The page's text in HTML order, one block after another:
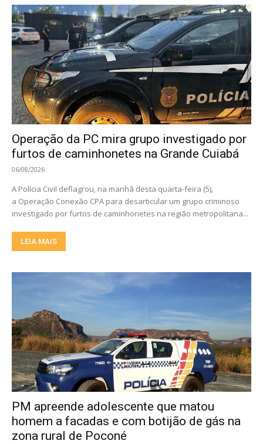
Operação da PC mira grupo investigado por
furtos de caminhonetes na Grande Cuiabá
06/08/2026
A Polícia Civil deflagrou, na manhã desta quarta-feira (5),
a Operação Conexão CPA para desarticular um grupo criminoso
investigado por furtos de caminhonetes na região metropolitana...
LEIA MAIS
PM apreende adolescente que matou
homem a facadas e com botijão de gás na
zona rural de Poconé